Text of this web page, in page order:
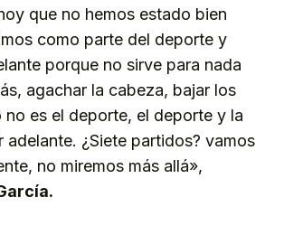
que no hemos estado bien
como parte del deporte y
porque no sirve para nada
agachar la cabeza, bajar los
es el deporte, el deporte y la
adelante. ¿Siete partidos? vamos
no miremos más allá»,